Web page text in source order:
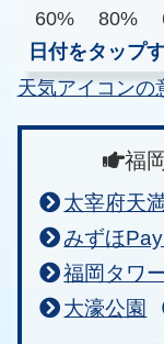
60%
80%
日付をタップ
天気アイコンの
福
太宰府天
みずほ
福岡タワ
大濠公園